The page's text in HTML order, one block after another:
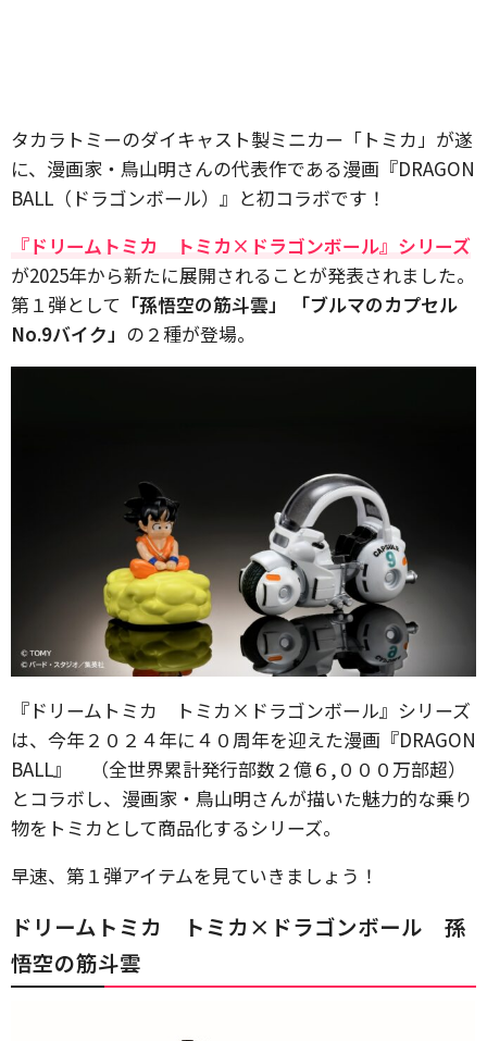
タカラトミーのダイキャスト製ミニカー「トミカ」が遂
に、漫画家・鳥山明さんの代表作である漫画『DRAGON
BALL（ドラゴンボール）』と初コラボです！
『ドリームトミカ トミカ×ドラゴンボール』シリーズ
が2025年から新たに展開されることが発表されました。
第１弾として 「孫悟空の筋斗雲」 「ブルマのカプセル
No.9バイク」 の２種が登場。
『ドリームトミカ トミカ×ドラゴンボール』シリーズ
は、今年２０２４年に４０周年を迎えた漫画『DRAGON
BALL』 （全世界累計発行部数２億６,０００万部超）
とコラボし、漫画家・鳥山明さんが描いた魅力的な乗り
物をトミカとして商品化するシリーズ。
早速、第１弾アイテムを見ていきましょう！
ドリームトミカ トミカ×ドラゴンボール 孫
悟空の筋斗雲